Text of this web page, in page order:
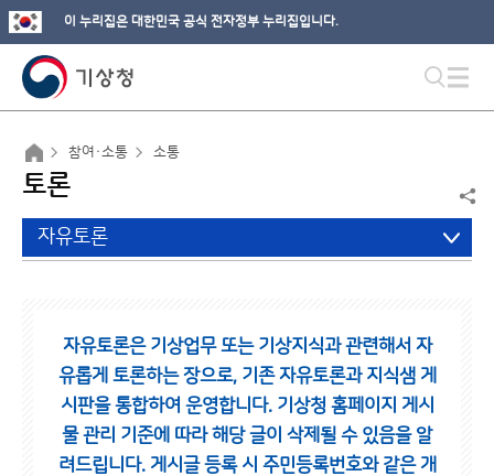
이 누리집은 대한민국 공식 전자정부 누리집입니다.
참여·소통 소통
토론
자유토론
자유토론은 기상업무 또는 기상지식과 관련해서 자
유롭게 토론하는 장으로, 기존 자유토론과 지식샘 게
시판을 통합하여 운영합니다. 기상청 홈페이지 게시
물 관리 기준에 따라 해당 글이 삭제될 수 있음을 알
려드립니다. 게시글 등록 시 주민등록번호와 같은 개